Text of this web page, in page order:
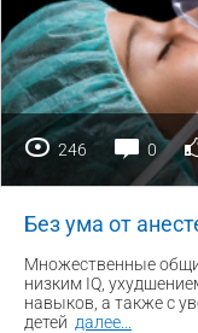
246 0
Без ума от
Множественные
низким IQ,
навыков, а также с
детей далее